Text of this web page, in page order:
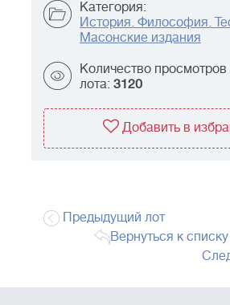
Категория:
История. Философия.
Масонские издания
Количество просмотров
лота: 3120
Добавить в
Предыдущий лот
Вернуться к